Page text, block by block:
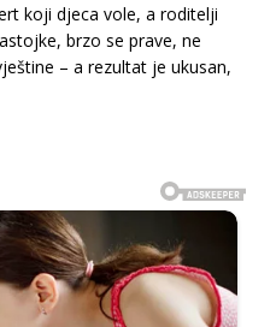
koji djeca vole, a roditelji
brzo se prave, ne
– a rezultat je ukusan,